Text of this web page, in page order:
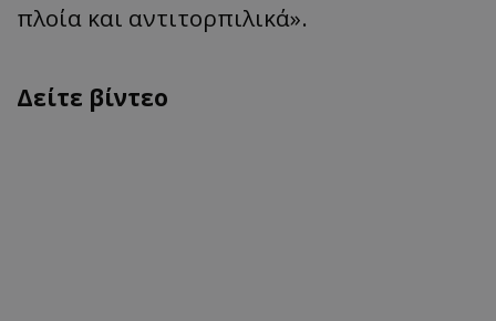
πλοία και αντιτορπιλικά».
Δείτε βίντεο